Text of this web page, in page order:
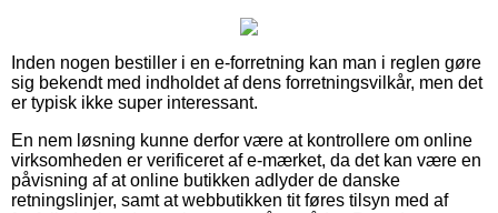
Inden nogen bestiller i en e-forretning kan man i reglen gøre
sig bekendt med indholdet af dens forretningsvilkår, men det
er typisk ikke super interessant.
En nem løsning kunne derfor være at kontrollere om online
virksomheden er verificeret af e-mærket, da det kan være en
påvisning af at online butikken adlyder de danske
retningslinjer, samt at webbutikken tit føres tilsyn med af